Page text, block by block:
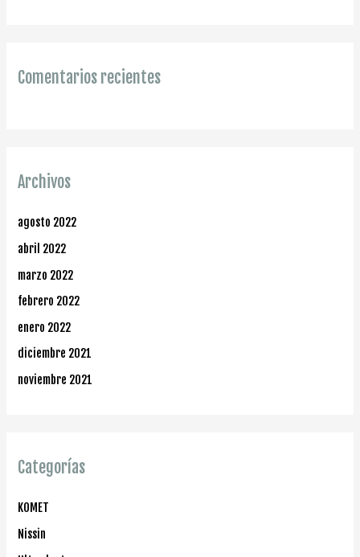
Comentarios recientes
Archivos
agosto 2022
abril 2022
marzo 2022
febrero 2022
enero 2022
diciembre 2021
noviembre 2021
Categorías
KOMET
Nissin